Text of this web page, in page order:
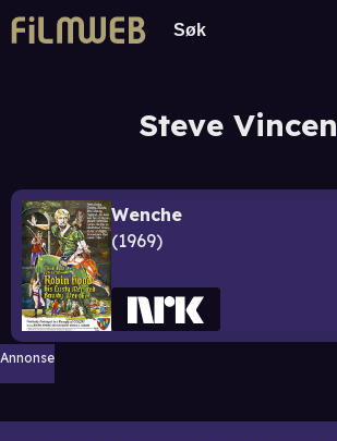
Steve
Wenche
1969
Annonse